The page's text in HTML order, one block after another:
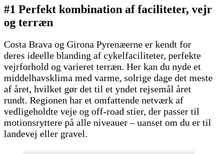
#1 Perfekt kombination af faciliteter, vejr
og terræn
Costa Brava og Girona Pyrenæerne er kendt for
deres ideelle blanding af cykelfaciliteter, perfekte
vejrforhold og varieret terræn. Her kan du nyde et
middelhavsklima med varme, solrige dage det meste
af året, hvilket gør det til et yndet rejsemål året
rundt. Regionen har et omfattende netværk af
vedligeholdte veje og off-road stier, der passer til
motionsryttere på alle niveauer – uanset om du er til
landevej eller gravel.